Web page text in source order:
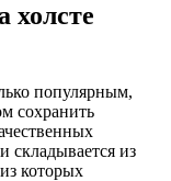
холсте
популярным,
сохранить
складывается из
которых